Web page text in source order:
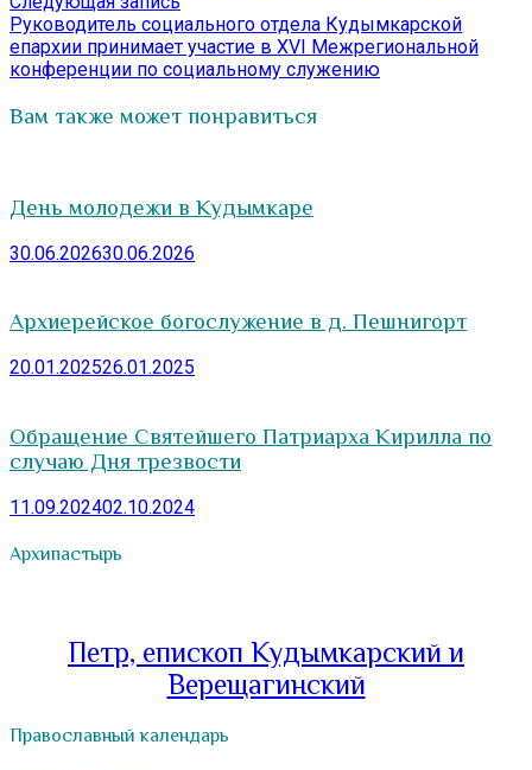
записям
запись:
Руководитель социального отдела Кудымкарской
епархии принимает участие в XVI Межрегиональной
конференции по социальному служению
Вам также может понравиться
День молодежи в Кудымкаре
30.06.202630.06.2026
Архиерейское богослужение в д. Пешнигорт
20.01.202526.01.2025
Обращение Святейшего Патриарха Кирилла по
случаю Дня трезвости
11.09.202402.10.2024
Архипастырь
Петр, епископ Кудымкарский и
Верещагинский
Православный календарь